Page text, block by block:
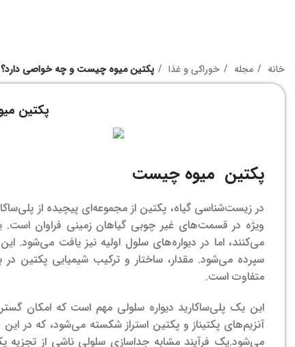
خانه مجله خوراکی و غذا پکتین میوه چیست و چه خواصی دارد؟
پکتین
پکتین میوه چیست
در زیست‌شناسی گیاه، پکتین از مجموعه‌ای پیچیده از
ویژه در قسمت‌های غیر چوبی گیاهان زمینی فراوان
می‌کنند، اما در دیواره‌های سلول اولیه نیز یافت می‌شود.
سپرده می‌شود. مقدار، ساختار و ترکیب شیمیایی
متفاوت است.
این یک پلی‌ساکارید دیواره سلولی مهم است که امکان
آنزیم‌های پکتیناز و پکتین استراز شکسته می‌شود، که در
می‌شود.یک فرآیند مشابه جداسازی سلولی ناشی از